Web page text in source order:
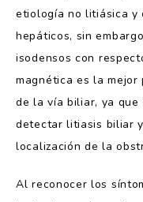
etiología no litiásica y
hepáticos, sin
isodensos con
magnética es la
de la vía biliar, ya que
detectar litiasis biliar
localización de la
Al reconocer los